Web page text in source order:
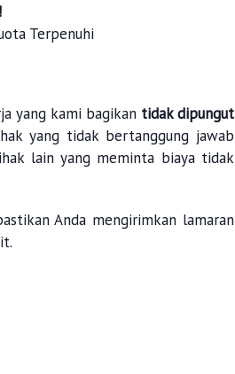
Terpenuhi
yang kami bagikan tidak dipungut
yang tidak bertanggung jawab
lain yang meminta biaya tidak
Anda mengirimkan lamaran